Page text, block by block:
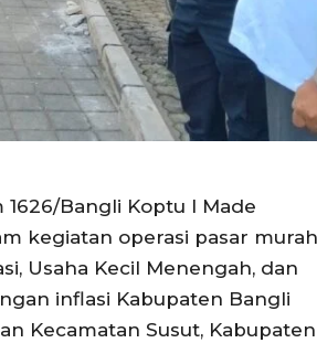
1626/Bangli Koptu I Made
kegiatan operasi pasar murah
Usaha Kecil Menengah, dan
inflasi Kabupaten Bangli
Kecamatan Susut, Kabupaten